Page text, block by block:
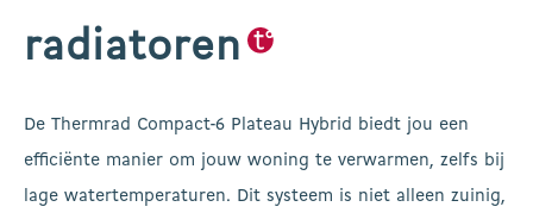
radiatoren
De Thermrad Compact-6 Plateau Hybrid biedt jou een
efficiënte manier om jouw woning te verwarmen, zelfs bij
lage watertemperaturen. Dit systeem is niet alleen zuinig,